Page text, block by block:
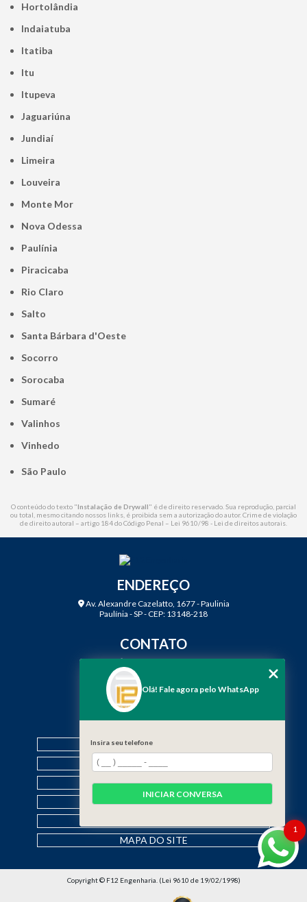
Hortolândia
Indaiatuba
Itatiba
Itu
Itupeva
Jaguariúna
Jundiaí
Limeira
Louveira
Monte Mor
Nova Odessa
Paulínia
Piracicaba
Rio Claro
Salto
Santa Bárbara d'Oeste
Socorro
Sorocaba
Sumaré
Valinhos
Vinhedo
São Paulo
O conteúdo do texto "Instalação de Drywall" é de direito reservado. Sua reprodução, parcial
ou total, mesmo citando nossos links, é proibida sem a autorização do autor. Crime de violação
de direito autoral – artigo 184 do Código Penal – Lei 9610/98 - Lei de direitos autorais
ENDEREÇO
Av. Alexandre Cazelatto, 1677 - Paulinia
Paulínia - SP - CEP: 13148-218
CONTATO
(19) 99968-7979
contato@f12engenharia.com.br
MENU
HOME
QUEM SOMOS
SERVIÇOS
CONTATO
MAPA DO SITE
Copyright © F12 Engenharia. (Lei 9610 de 19/02/1998)
1
Olá! Fale agora pelo WhatsApp
Insira seu telefone
INICIAR CONVERSA